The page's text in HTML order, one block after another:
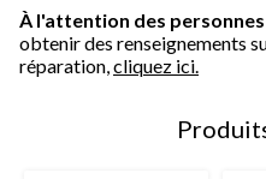
À l'attention des
obtenir des renseignements
réparation, cliquez ici.